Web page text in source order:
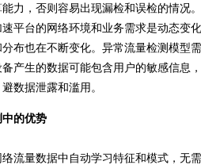
力，否则容易出现漏检和误检的情况。
速平台的网络环境和业务需求是动态
布也在不断变化。异常流量检测模型
备产生的数据可能包含用户的敏感信息
数据泄露和滥用。
的优势
流量数据中自动学习特征和模式，无